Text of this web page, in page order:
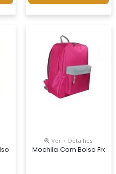
Frontal
Ver + Detalhes
Mochila Com Bolso Frontal